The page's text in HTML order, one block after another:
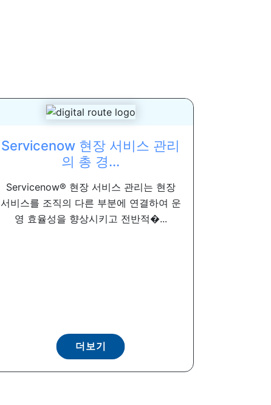
Servicenow 현장 서비스 관리
의 총 경...
Servicenow® 현장 서비스 관리는 현장
서비스를 조직의 다른 부분에 연결하여 운
영 효율성을 향상시키고 전반적�...
더보기